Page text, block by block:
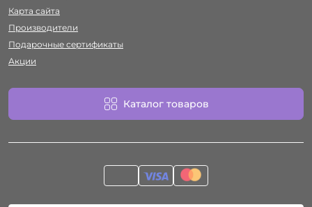
Карта сайта
Производители
Подарочные сертификаты
Акции
Каталог товаров